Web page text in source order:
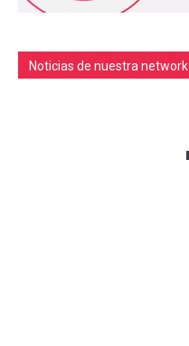
Noticias de nuestra network